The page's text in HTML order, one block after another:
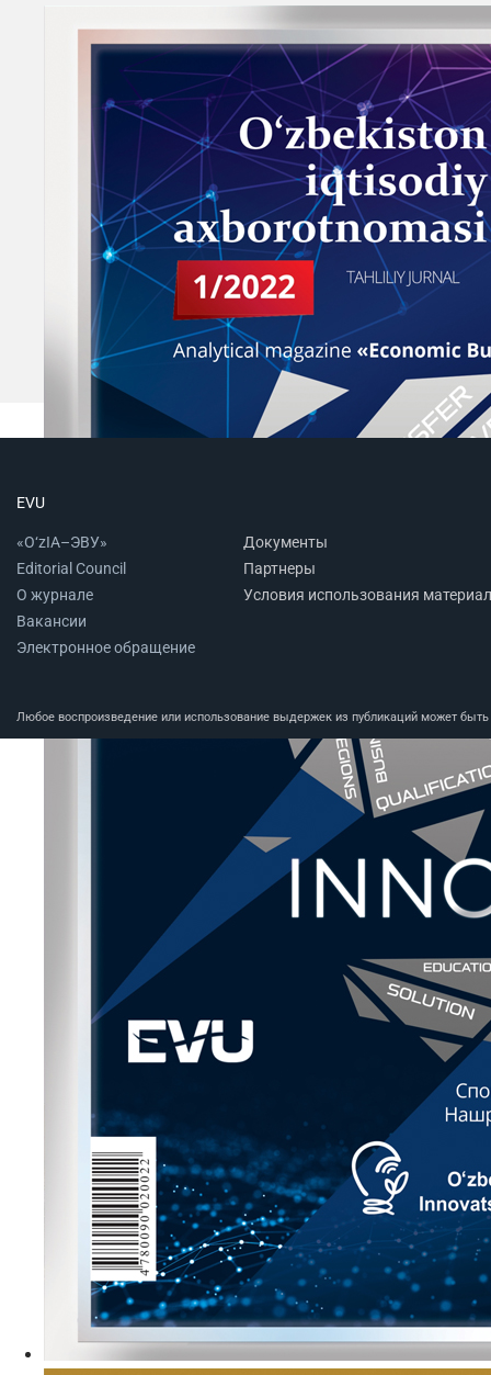
EVU
«O‘zIA–ЭВУ»
Editorial Council
О журнале
Вакансии
Электронное обращение
Документы
Партнеры
Условия использования
Любое воспроизведение или использование выдержек из публикаций может